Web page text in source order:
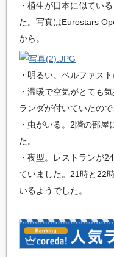
・植生が日本に似てい
た。写真はEurostars
から。
・明るい。ベルファス
・温暖で空気がとても
ランダが付いていたの
・虫がいる。2階の部
た。
・夜型。レストランが
ていました。21時と22
いるようでした。